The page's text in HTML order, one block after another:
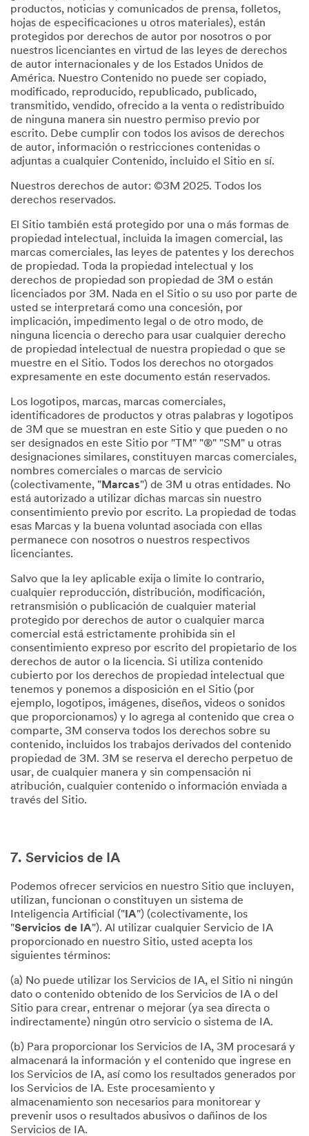
productos, noticias y comunicados de prensa, folletos,
hojas de especificaciones u otros materiales), están
protegidos por derechos de autor por nosotros o por
nuestros licenciantes en virtud de las leyes de derechos
de autor internacionales y de los Estados Unidos de
América. Nuestro Contenido no puede ser copiado,
modificado, reproducido, republicado, publicado,
transmitido, vendido, ofrecido a la venta o redistribuido
de ninguna manera sin nuestro permiso previo por
escrito. Debe cumplir con todos los avisos de derechos
de autor, información o restricciones contenidas o
adjuntas a cualquier Contenido, incluido el Sitio en sí.
Nuestros derechos de autor: ©3M 2025. Todos los
derechos reservados.
El Sitio también está protegido por una o más formas de
propiedad intelectual, incluida la imagen comercial, las
marcas comerciales, las leyes de patentes y los derechos
de propiedad. Toda la propiedad intelectual y los
derechos de propiedad son propiedad de 3M o están
licenciados por 3M. Nada en el Sitio o su uso por parte de
usted se interpretará como una concesión, por
implicación, impedimento legal o de otro modo, de
ninguna licencia o derecho para usar cualquier derecho
de propiedad intelectual de nuestra propiedad o que se
muestre en el Sitio. Todos los derechos no otorgados
expresamente en este documento están reservados.
Los logotipos, marcas, marcas comerciales,
identificadores de productos y otras palabras y logotipos
de 3M que se muestran en este Sitio y que pueden o no
ser designados en este Sitio por "TM" "®" "SM" u otras
designaciones similares, constituyen marcas comerciales,
nombres comerciales o marcas de servicio
(colectivamente, "Marcas") de 3M u otras entidades. No
está autorizado a utilizar dichas marcas sin nuestro
consentimiento previo por escrito. La propiedad de todas
esas Marcas y la buena voluntad asociada con ellas
permanece con nosotros o nuestros respectivos
licenciantes.
Salvo que la ley aplicable exija o limite lo contrario,
cualquier reproducción, distribución, modificación,
retransmisión o publicación de cualquier material
protegido por derechos de autor o cualquier marca
comercial está estrictamente prohibida sin el
consentimiento expreso por escrito del propietario de los
derechos de autor o la licencia. Si utiliza contenido
cubierto por los derechos de propiedad intelectual que
tenemos y ponemos a disposición en el Sitio (por
ejemplo, logotipos, imágenes, diseños, videos o sonidos
que proporcionamos) y lo agrega al contenido que crea o
comparte, 3M conserva todos los derechos sobre su
contenido, incluidos los trabajos derivados del contenido
propiedad de 3M. 3M se reserva el derecho perpetuo de
usar, de cualquier manera y sin compensación ni
atribución, cualquier contenido o información enviada a
través del Sitio.
7. Servicios de IA
Podemos ofrecer servicios en nuestro Sitio que incluyen,
utilizan, funcionan o constituyen un sistema de
Inteligencia Artificial (" IA") (colectivamente, los
"Servicios de IA"). Al utilizar cualquier Servicio de IA
proporcionado en nuestro Sitio, usted acepta los
siguientes términos:
(a) No puede utilizar los Servicios de IA, el Sitio ni ningún
dato o contenido obtenido de los Servicios de IA o del
Sitio para crear, entrenar o mejorar (ya sea directa o
indirectamente) ningún otro servicio o sistema de IA.
(b) Para proporcionar los Servicios de IA, 3M procesará y
almacenará la información y el contenido que ingrese en
los Servicios de IA, así como los resultados generados por
los Servicios de IA. Este procesamiento y
almacenamiento son necesarios para monitorear y
prevenir usos o resultados abusivos o dañinos de los
Servicios de IA.